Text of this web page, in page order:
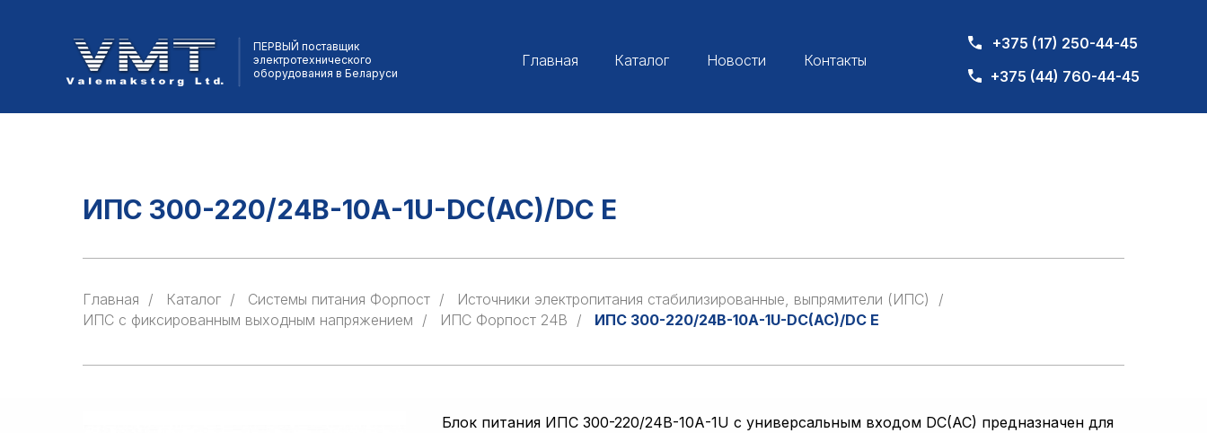
ПЕРВЫЙ поставщик
электротехнического
оборудования в Беларуси
Главная Каталог Новости Контакты
+375 (17) 250-44-45
+375 (44) 760-44-45
ИПС 300-220/24В-10А-1U-DC(AC)/DC E
Главная / Каталог / Cистемы питания Форпост / Источники электропитания стабилизированные, выпрямители (ИПС)
/
ИПС с фиксированным выходным напряжением / ИПС Форпост 24В / ИПС 300-220/24В-10А-1U-DC(AC)/DC E
Блок питания ИПС 300-220/24В-10А-1U с универсальным входом DC(AC) предназначен для